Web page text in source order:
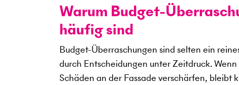
Warum Budget-
häufig sind
Budget-Überraschungen sind selten ein
durch Entscheidungen unter Zeitdruck.
Schäden an der Fassade verschärfen, bleibt